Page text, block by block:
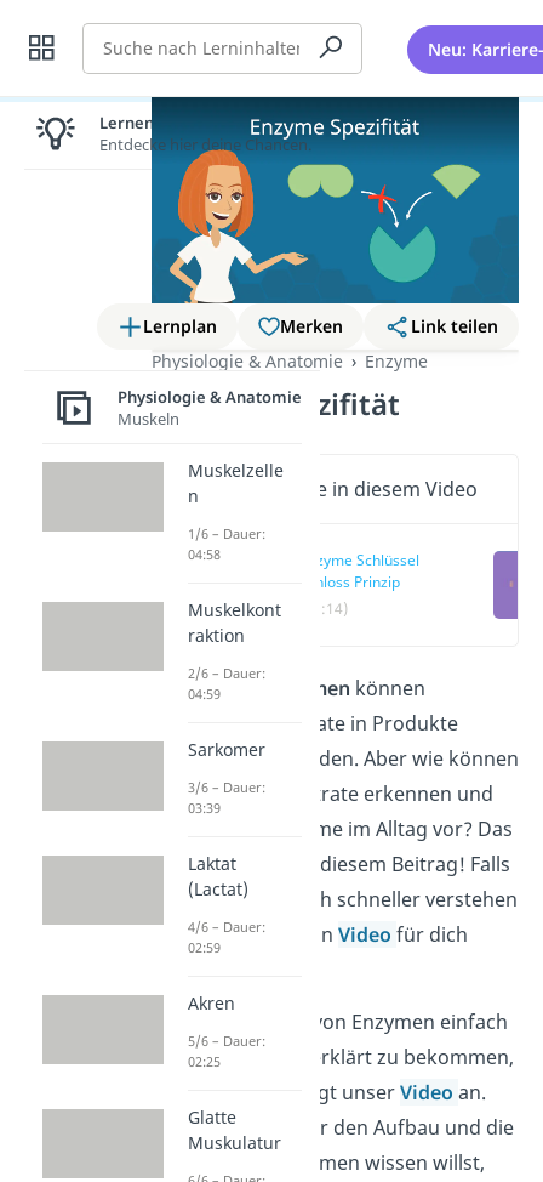
Suche Neu:
Lernplan Merken
Link teilen
Physiologie & Anatomie
Enzyme
Enzyme Spezifität
Wichtige Inhalte in diesem Video
Enzyme Schlüssel
Schloss Prinzip
(00:14)
Mithilfe von Enzymen können
bestimmte Substrate in Produkte
umgewandelt werden. Aber wie können
Enzyme ihre Substrate erkennen und
wo kommen Enzyme im Alltag vor? Das
erklären wir dir in diesem Beitrag! Falls
du das Thema noch schneller verstehen
willst, haben wir ein Video für dich
Um die Spezifität von Enzymen einfach
und verständlich erklärt zu bekommen,
schau dir unbedingt unserVideo an.
Falls du etwas über den Aufbau und die
Funktion von Enzymen wissen willst,
Lernen lohnt sich!
Entdecke hier deine Chancen.
Physiologie & Anatomie
Muskeln
Muskelzelle
n
1/6 – Dauer:
04:58
Muskelkont
raktion
2/6 – Dauer:
04:59
Sarkomer
3/6 – Dauer:
03:39
Laktat
(Lactat)
4/6 – Dauer:
02:59
Akren
5/6 – Dauer:
02:25
Glatte
Muskulatur